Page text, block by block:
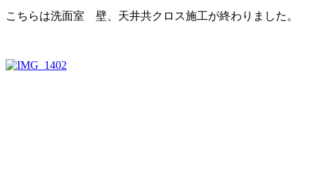
こちらは洗面室 壁、天井共クロス施工が終わりました。